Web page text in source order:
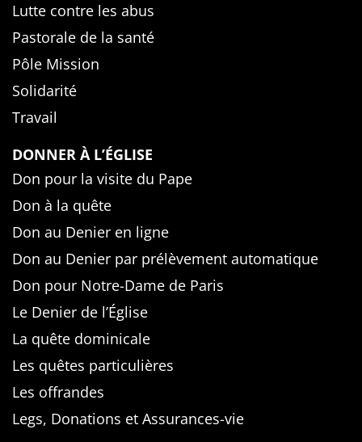
Lutte contre les abus
Pastorale de la santé
Pôle Mission
Solidarité
Travail
DONNER À L’ÉGLISE
Don pour la visite du Pape
Don à la quête
Don au Denier en ligne
Don au Denier par prélèvement automatique
Don pour Notre-Dame de Paris
Le Denier de l’Église
La quête dominicale
Les quêtes particulières
Les offrandes
Legs, Donations et Assurances-vie